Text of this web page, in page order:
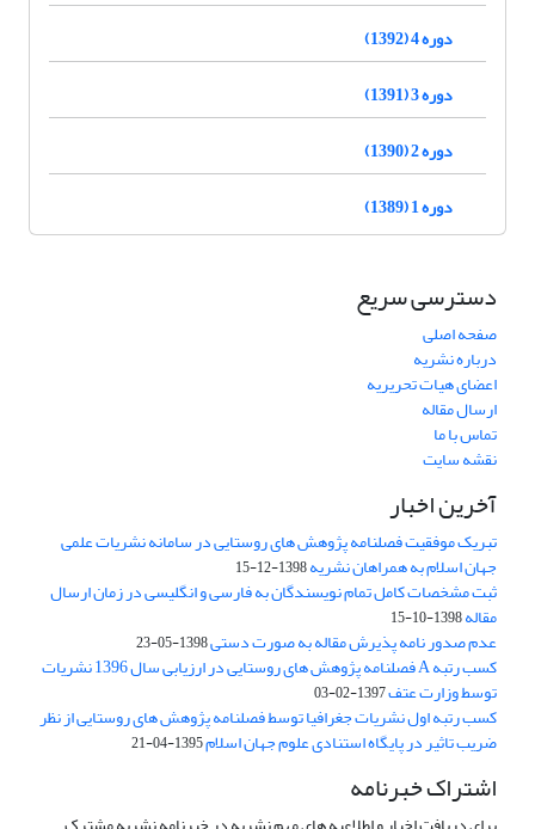
دوره 4 (1392)
دوره 3 (1391)
دوره 2 (1390)
دوره 1 (1389)
دسترسی سریع
صفحه اصلی
درباره نشریه
اعضای هیات تحریریه
ارسال مقاله
تماس با ما
نقشه سایت
آخرین اخبار
تبریک موفقیت فصلنامه پژوهش های روستایی در سامانه نشریات علمی
جهان اسلام به همراهان نشریه1398-12-15
ثبت مشخصات کامل تمام نویسندگان به فارسی و انگلیسی در زمان ارسال
مقاله1398-10-15
عدم صدور نامه پذیرش مقاله به صورت دستی1398-05-23
کسب رتبه A فصلنامه پژوهش های روستایی در ارزیابی سال 1396 نشریات
توسط وزارت عتف1397-02-03
کسب رتبه اول نشریات جغرافیا توسط فصلنامه پژوهش های روستایی از نظر
ضریب تاثیر در پایگاه استنادی علوم جهان اسلام1395-04-21
اشتراک خبرنامه